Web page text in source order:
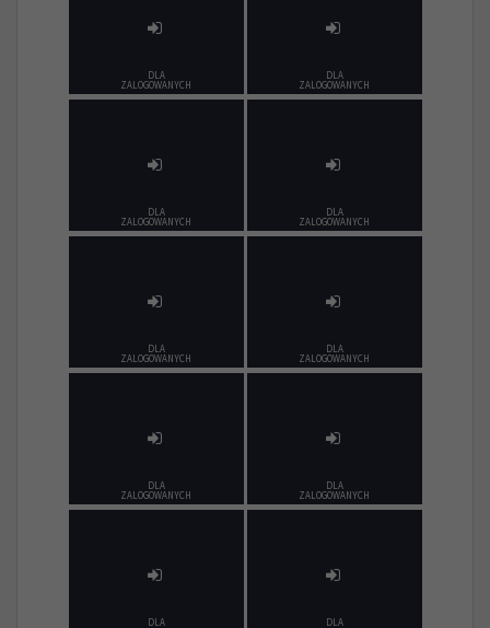
DLA
ZALOGOWANYCH
DLA
ZALOGOWANYCH
DLA
ZALOGOWANYCH
DLA
ZALOGOWANYCH
DLA
ZALOGOWANYCH
DLA
ZALOGOWANYCH
DLA
ZALOGOWANYCH
DLA
ZALOGOWANYCH
DLA
DLA